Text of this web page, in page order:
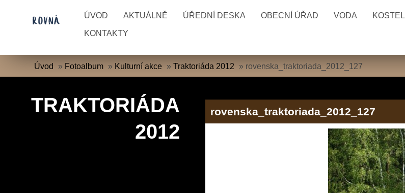
ÚVOD AKTUÁLNĚ ÚŘEDNÍ DESKA OBECNÍ ÚŘAD VODA KOSTEL
KONTAKTY
Úvod » Fotoalbum » Kulturní akce »Traktoriáda 2012 » rovenska_traktoriada_2012_127
TRAKTORIÁDA
2012
rovenska_traktoriada_2012_127